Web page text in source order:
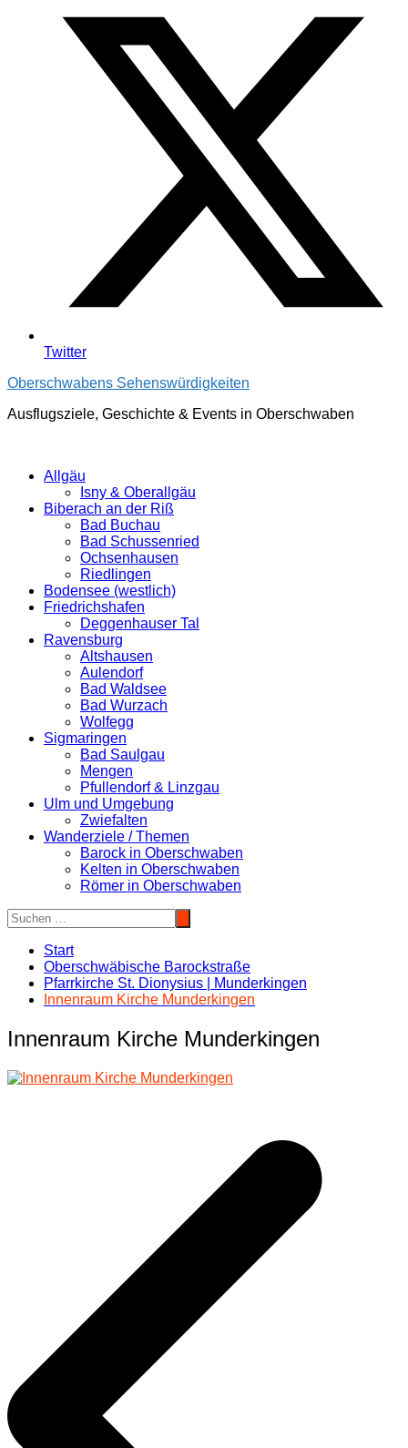
Twitter
Oberschwabens Sehenswürdigkeiten
Ausflugsziele, Geschichte & Events in Oberschwaben
Allgäu
Isny & Oberallgäu
Biberach an der Riß
Bad Buchau
Bad Schussenried
Ochsenhausen
Riedlingen
Bodensee (westlich)
Friedrichshafen
Deggenhauser Tal
Ravensburg
Altshausen
Aulendorf
Bad Waldsee
Bad Wurzach
Wolfegg
Sigmaringen
Bad Saulgau
Mengen
Pfullendorf & Linzgau
Ulm und Umgebung
Zwiefalten
Wanderziele / Themen
Barock in Oberschwaben
Kelten in Oberschwaben
Römer in Oberschwaben
Start
Oberschwäbische Barockstraße
Pfarrkirche St. Dionysius | Munderkingen
Innenraum Kirche Munderkingen
Innenraum Kirche Munderkingen